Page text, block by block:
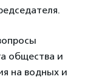
общества и
на водных и